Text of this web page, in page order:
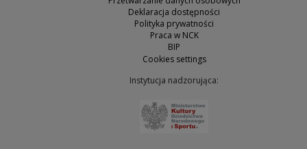
Deklaracja dostępności
Polityka prywatności
Praca w NCK
BIP
Cookies settings
Instytucja nadzorująca: